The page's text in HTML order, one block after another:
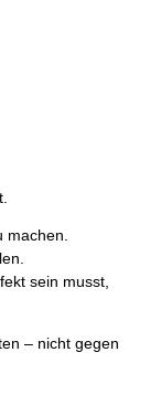
machen.
sein musst,
– nicht gegen